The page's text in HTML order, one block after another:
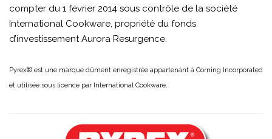
compter du 1 février 2014 sous contrôle de la société
International Cookware, propriété du fonds
d’investissement Aurora Resurgence.
Pyrex® est une marque dûment enregistrée appartenant à Corning Incorporated
et utilisée sous licence par International Cookware.